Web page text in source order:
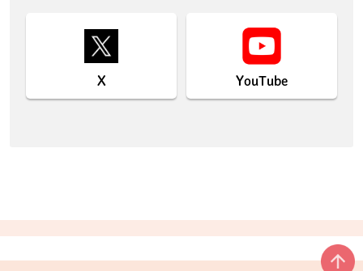
X YouTube